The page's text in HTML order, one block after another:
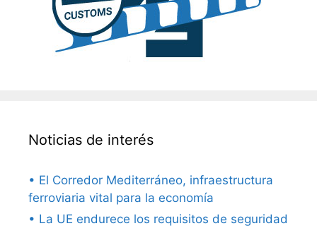
Noticias de interés
• El Corredor Mediterráneo, infraestructura
ferroviaria vital para la economía
• La UE endurece los requisitos de seguridad